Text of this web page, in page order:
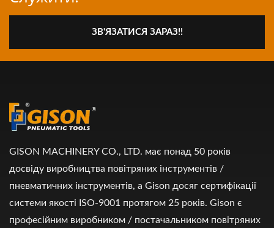
ЗВ'ЯЗАТИСЯ ЗАРАЗ!!
GISON MACHINERY CO., LTD. має понад 50 років
досвіду виробництва повітряних інструментів /
пневматичних інструментів, а Gison досяг сертифікації
системи якості ISO-9001 протягом 25 років. Gison є
професійним виробником / постачальником повітряних